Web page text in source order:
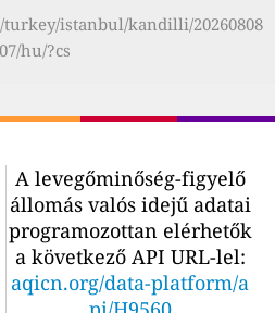
istanbul/kandilli/20260808
hu/?cs
A levegőminőség-figyelő
állomás valós idejű adatai
programozottan elérhetők
a következő API URL-lel:
aqicn.org/data-platform/a